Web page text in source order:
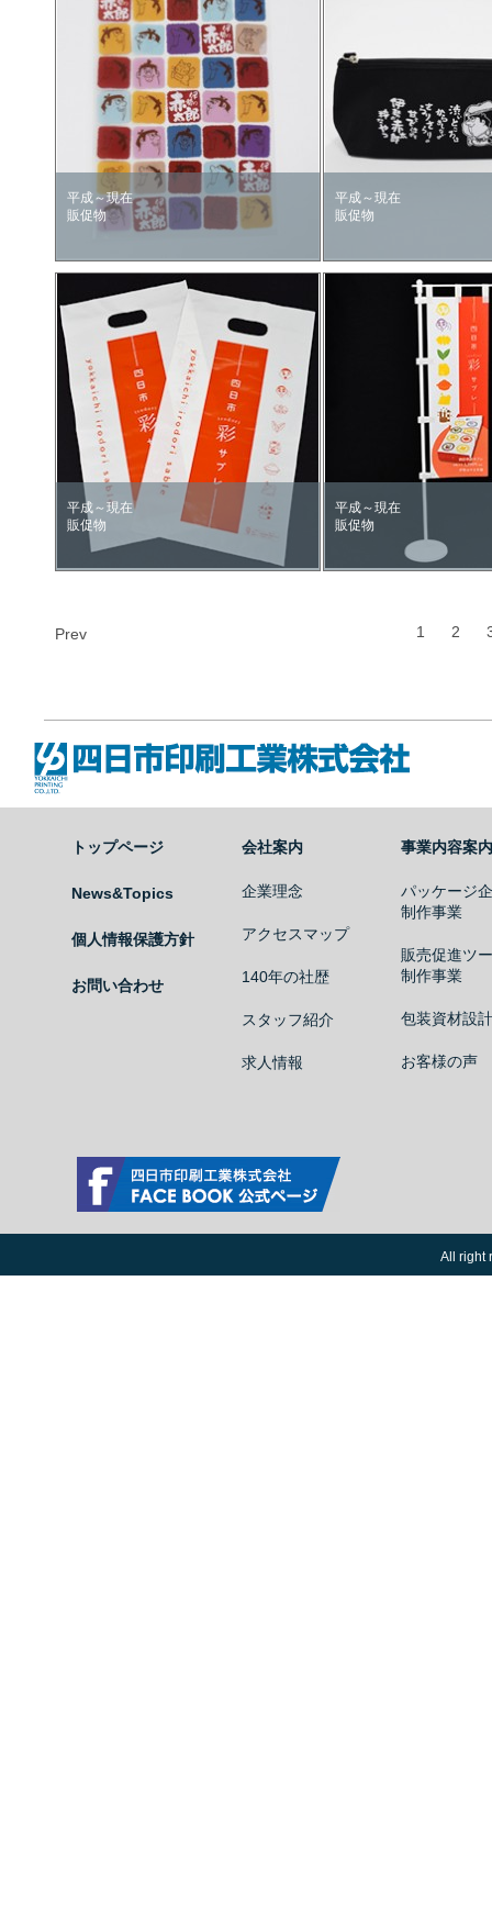
平成～現在
販促物
平成～現在
販促物
平成～現在
販促物
平成～現在
販促物
Prev 1 2
トップページ
News&Topics
個人情報保護方針
お問い合わせ
会社案内
企業理念
アクセスマップ
140年の社歴
スタッフ紹介
求人情報
事業内容案内
パッケージ
制作事業
販売促進ツ
制作事業
包装資材設
お客様の声
All right